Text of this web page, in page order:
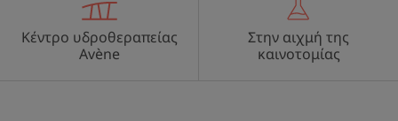
Κέντρο υδροθεραπείας
Avène
Στην αιχμή της
καινοτομίας